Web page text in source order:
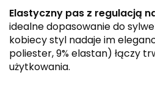
Elastyczny pas z regulacją
idealne dopasowanie do
kobiecy styl nadaje im
poliester, 9% elastan) łączy
użytkowania.